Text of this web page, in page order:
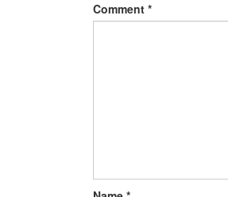
Comment *